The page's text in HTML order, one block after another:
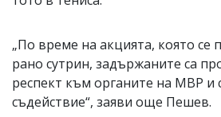
„По време на акцията, която се
рано сутрин, задържаните са
респект към органите на МВР и
съдействие“, заяви още Пешев.